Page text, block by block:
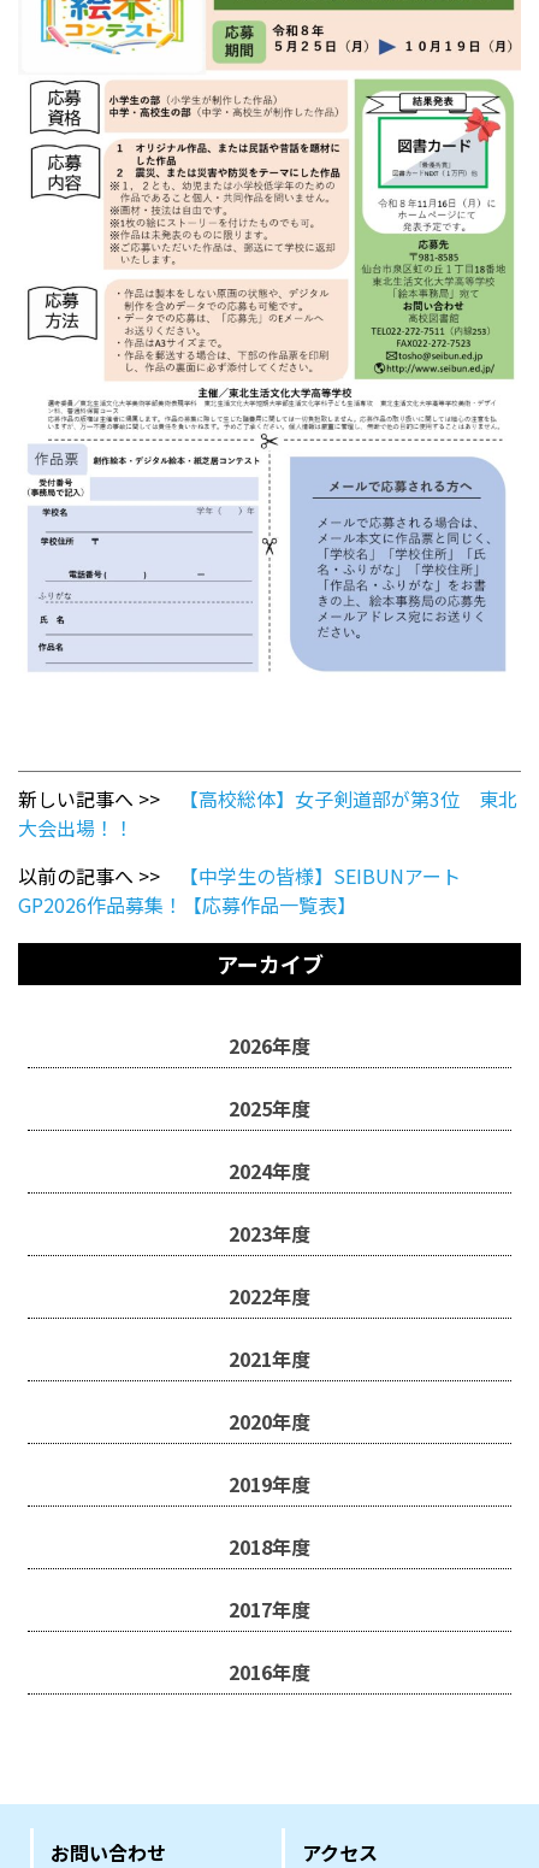
新しい記事へ >>
【高校総体】女子剣道部が第3位 東北
大会出場！！
以前の記事へ >>
【中学生の皆様】SEIBUNアート
GP2026作品募集！【応募作品一覧表】
アーカイブ
2026年度
2025年度
2024年度
2023年度
2022年度
2021年度
2020年度
2019年度
2018年度
2017年度
2016年度
お問い合わせ アクセス